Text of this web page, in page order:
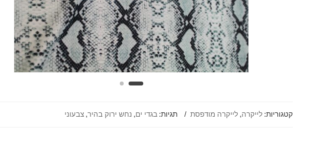
קטגוריות: לייקרה, לייקרה מודפסת תגיות: בגדי ים, נחש ירוק בהיר, צבעוני